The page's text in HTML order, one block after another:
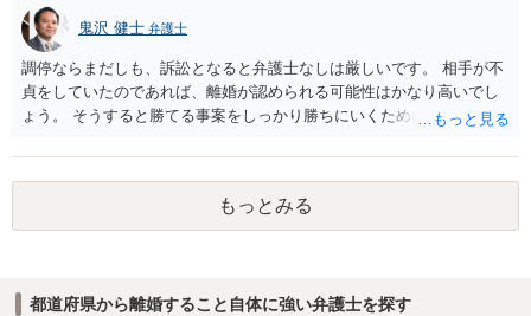
鬼沢 健士 弁護士
調停ならまだしも、訴訟となると弁護士なしは厳しいです。 相手が不
貞をしていたのであれば、離婚が認められる可能性はかなり高いでし
ょう。 そうすると勝てる事案をしっかり勝ちにいくためにも弁護士委
もっとみる
都道府県から離婚すること自体に強い弁護士を探す